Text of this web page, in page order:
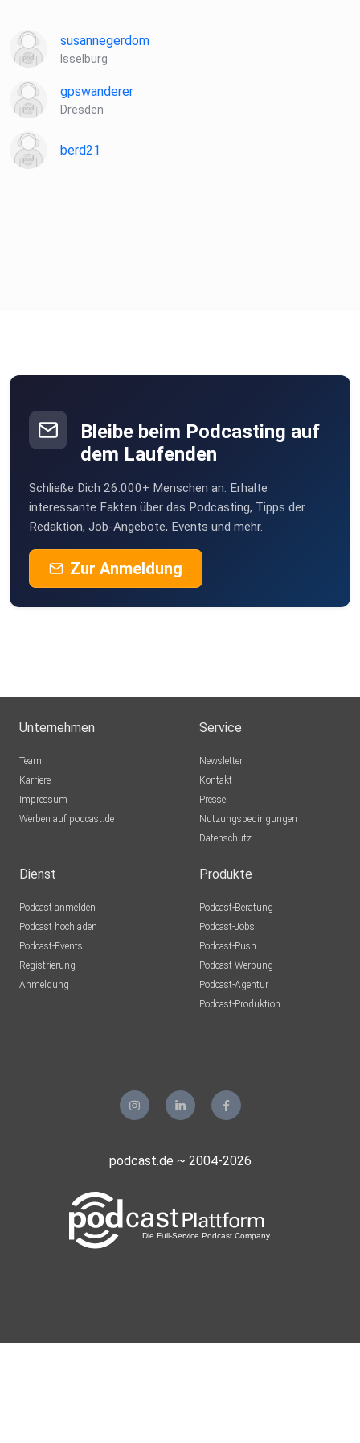
susannegerdom
Isselburg
gpswanderer
Dresden
berd21
Bleibe beim Podcasting auf
dem Laufenden
Schließe Dich 26.000+ Menschen an. Erhalte
interessante Fakten über das Podcasting, Tipps der
Redaktion, Job-Angebote, Events und mehr.
Zur Anmeldung
Unternehmen
Team
Karriere
Impressum
Werben auf podcast.de
Service
Newsletter
Kontakt
Presse
Nutzungsbedingungen
Datenschutz
Dienst
Podcast anmelden
Podcast hochladen
Podcast-Events
Registrierung
Anmeldung
Produkte
Podcast-Beratung
Podcast-Jobs
Podcast-Push
Podcast-Werbung
Podcast-Agentur
Podcast-Produktion
podcast.de ~ 2004-2026